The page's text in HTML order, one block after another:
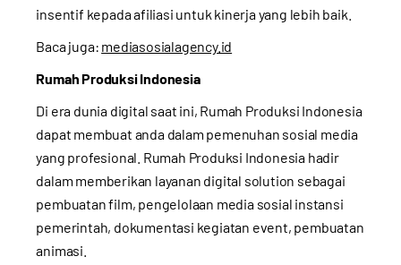
insentif kepada afiliasi untuk kinerja yang lebih baik.
Baca juga: mediasosialagency.id
Rumah Produksi Indonesia
Di era dunia digital saat ini, Rumah Produksi Indonesia
dapat membuat anda dalam pemenuhan sosial media
yang profesional. Rumah Produksi Indonesia hadir
dalam memberikan layanan digital solution sebagai
pembuatan film, pengelolaan media sosial instansi
pemerintah, dokumentasi kegiatan event, pembuatan
animasi.